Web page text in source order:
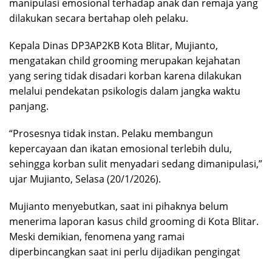
manipulasi emosional terhadap anak dan remaja yang
dilakukan secara bertahap oleh pelaku.
Kepala Dinas DP3AP2KB Kota Blitar, Mujianto,
mengatakan child grooming merupakan kejahatan
yang sering tidak disadari korban karena dilakukan
melalui pendekatan psikologis dalam jangka waktu
panjang.
“Prosesnya tidak instan. Pelaku membangun
kepercayaan dan ikatan emosional terlebih dulu,
sehingga korban sulit menyadari sedang dimanipulasi,”
ujar Mujianto, Selasa (20/1/2026).
Mujianto menyebutkan, saat ini pihaknya belum
menerima laporan kasus child grooming di Kota Blitar.
Meski demikian, fenomena yang ramai
diperbincangkan saat ini perlu dijadikan pengingat